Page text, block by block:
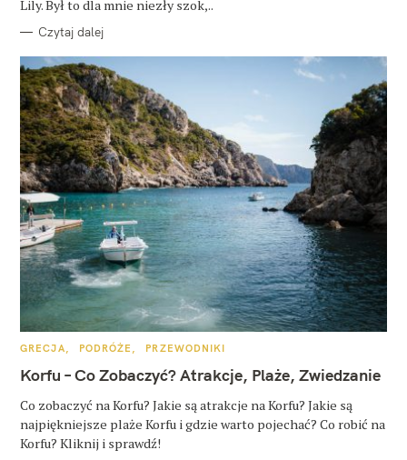
Lily. Był to dla mnie niezły szok,..
Czytaj dalej
K
T
E
O
R
I
GRECJA PODRÓŻE PRZEWODNIKI
Korfu – Co Zobaczyć? Atrakcje, Plaże, Zwiedzanie
Co zobaczyć na Korfu? Jakie są atrakcje na Korfu? Jakie są
najpiękniejsze plaże Korfu i gdzie warto pojechać? Co robić na
Korfu? Kliknij i sprawdź!